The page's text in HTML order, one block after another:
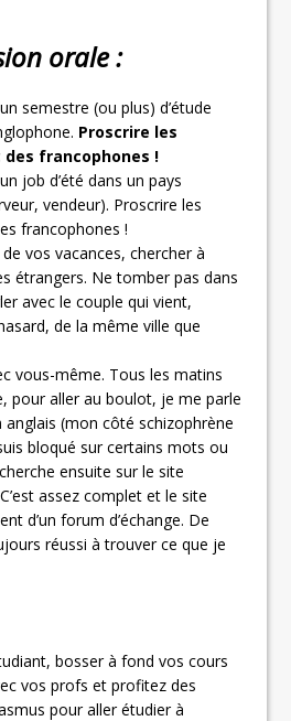
orale :
(ou plus) d’étude
Proscrire les
francophones !
d’été dans un pays
vendeur). Proscrire les
francophones !
vacances, chercher à
étrangers. Ne tomber pas dans
avec le couple qui vient,
de la même ville que
même. Tous les matins
pour aller au boulot, je me parle
(mon côté schizophrène
bloqué sur certains mots ou
ensuite sur le site
assez complet et le site
d’un forum d’échange. De
réussi à trouver ce que je
bosser à fond vos cours
vos profs et profitez des
pour aller étudier à